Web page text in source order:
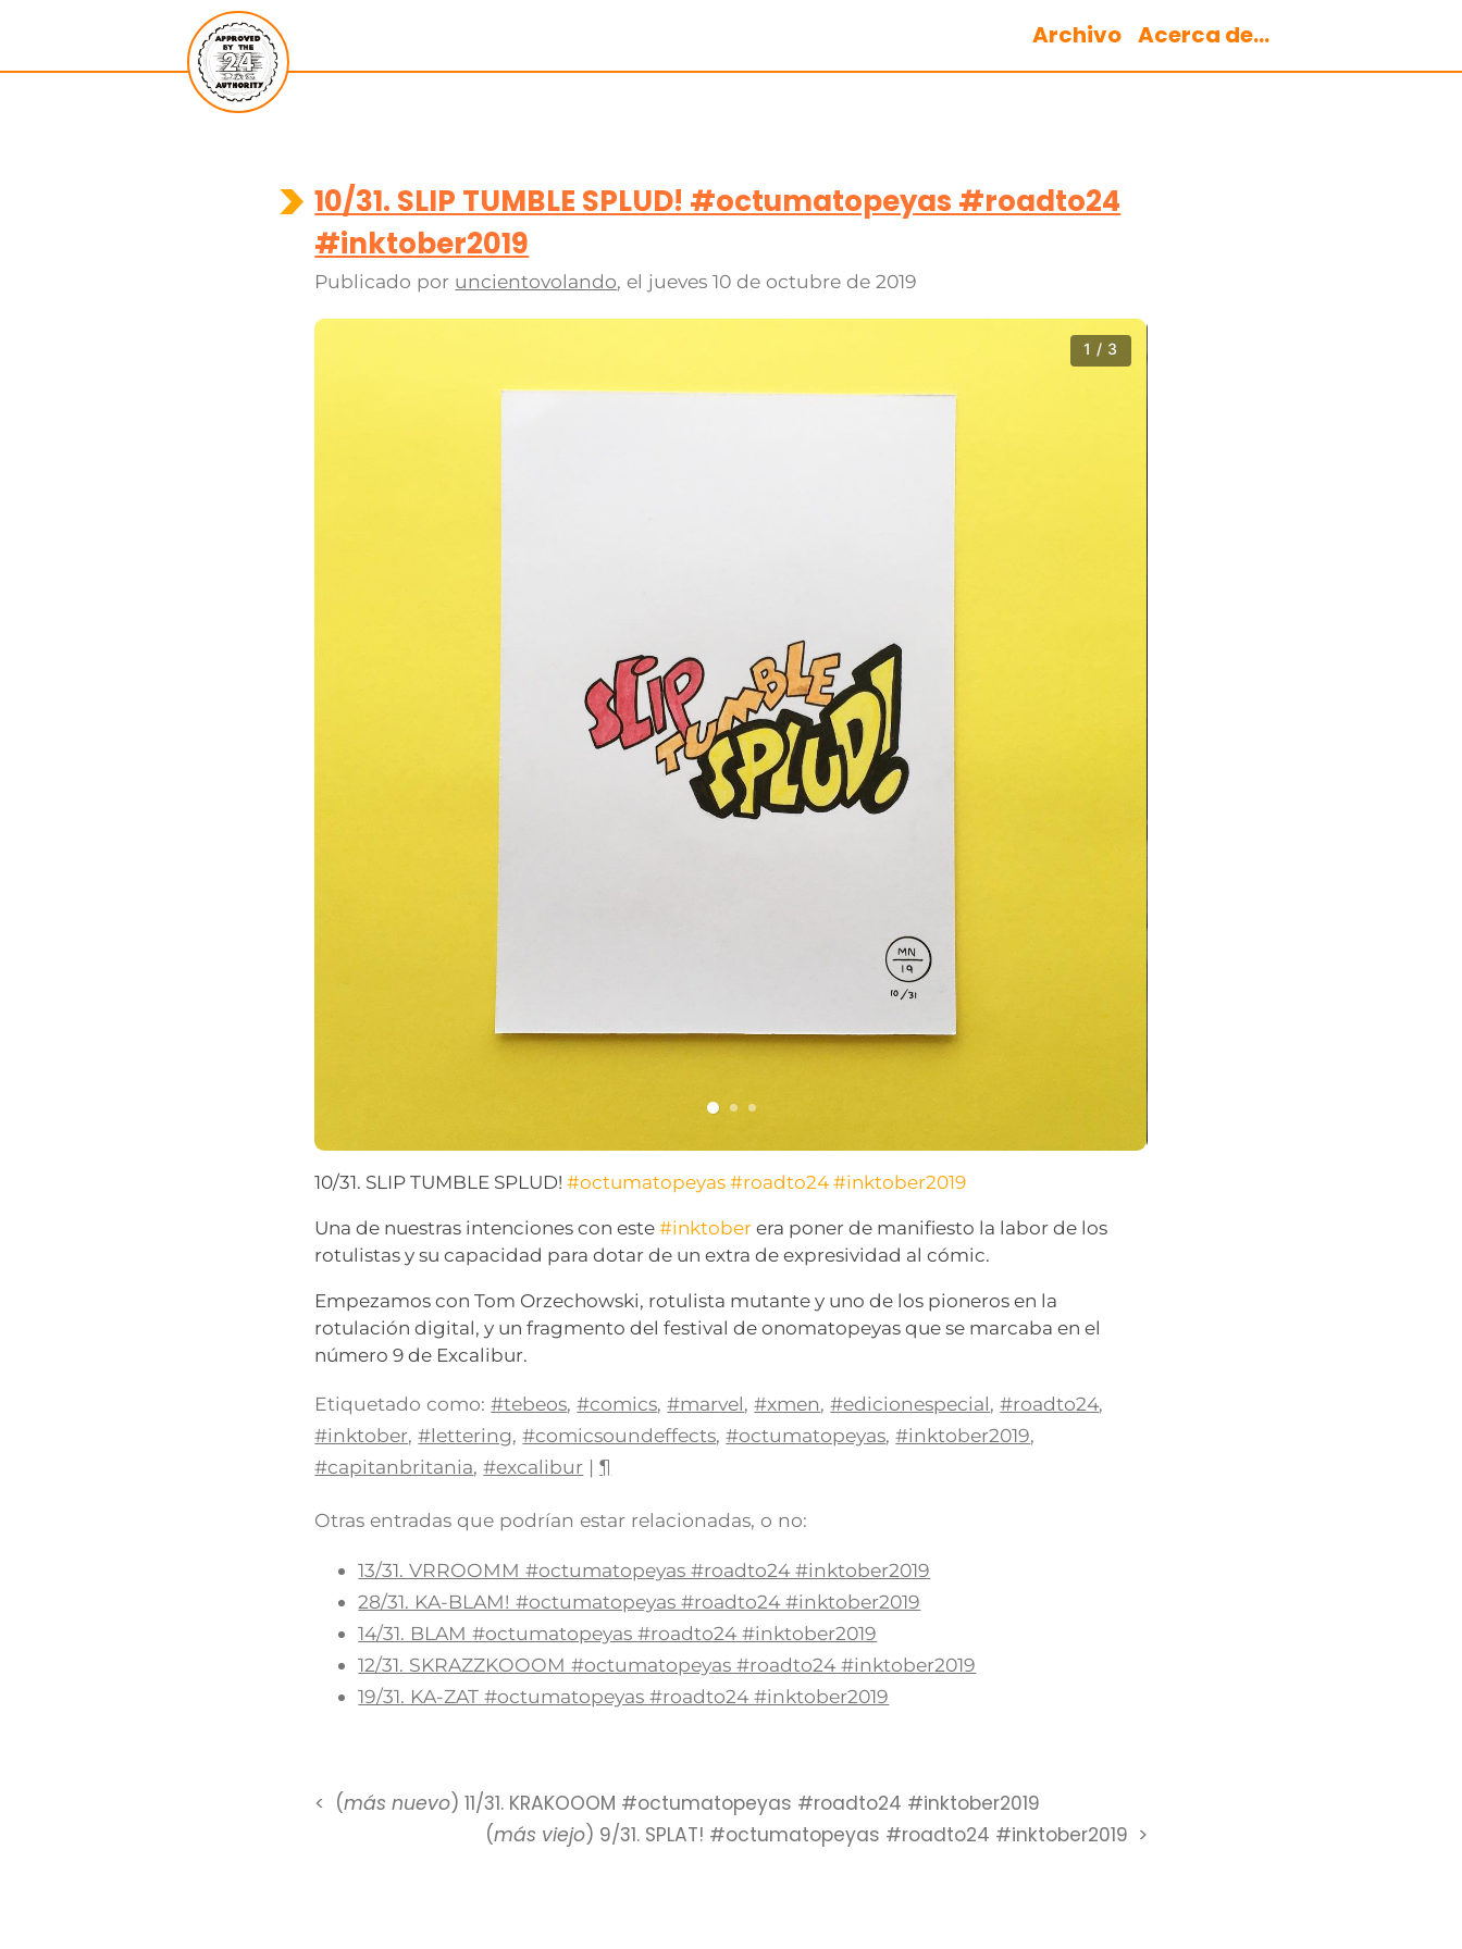
Archivo Acerca de...
10/31. SLIP TUMBLE SPLUD! #octumatopeyas #roadto24
#inktober2019
Publicado por uncientovolando, el jueves 10 de octubre de 2019
1 / 3
10/31. SLIP TUMBLE SPLUD!#octumatopeyas #roadto24 #inktober2019
Una de nuestras intenciones con este#inktober era poner de manifiesto la labor de los
rotulistas y su capacidad para dotar de un extra de expresividad al cómic.
Empezamos con Tom Orzechowski, rotulista mutante y uno de los pioneros en la
rotulación digital, y un fragmento del festival de onomatopeyas que se marcaba en el
número 9 de Excalibur.
Etiquetado como: #tebeos,#comics,#marvel,#xmen,#edicionespecial,#roadto24,
#inktober,#lettering,#comicsoundeffects,#octumatopeyas,#inktober2019,
#capitanbritania,#excalibur |¶
Otras entradas que podrían estar relacionadas, o no:
13/31. VRROOMM #octumatopeyas #roadto24 #inktober2019
28/31. KA-BLAM! #octumatopeyas #roadto24 #inktober2019
14/31. BLAM #octumatopeyas #roadto24 #inktober2019
12/31. SKRAZZKOOOM #octumatopeyas #roadto24 #inktober2019
19/31. KA-ZAT #octumatopeyas #roadto24 #inktober2019
(más nuevo) 11/31. KRAKOOOM #octumatopeyas #roadto24 #inktober2019
(más viejo) 9/31. SPLAT! #octumatopeyas #roadto24 #inktober2019